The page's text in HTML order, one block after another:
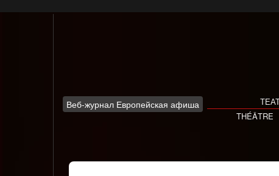
Веб-журнал Европейская афиша
THÉÂTRE